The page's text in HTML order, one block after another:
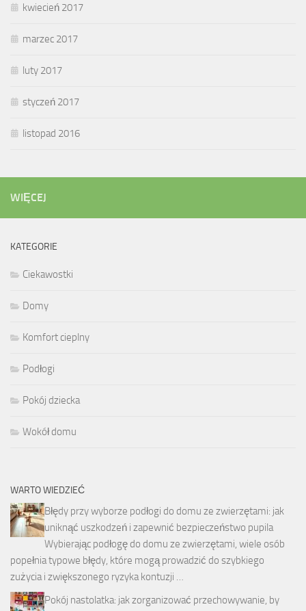
kwiecień 2017
marzec 2017
luty 2017
styczeń 2017
listopad 2016
WIĘCEJ
KATEGORIE
Ciekawostki
Domy
Komfort cieplny
Podłogi
Pokój dziecka
Wokół domu
WARTO WIEDZIEĆ
Błędy przy wyborze podłogi do domu ze zwierzętami: jak
uniknąć uszkodzeń i zapewnić bezpieczeństwo pupila
Wybierając podłogę do domu ze zwierzętami, wiele osób
popełnia typowe błędy, które mogą prowadzić do szybkiego
zużycia i zwiększonego ryzyka kontuzji …
Pokój nastolatka: jak zorganizować przechowywanie, by